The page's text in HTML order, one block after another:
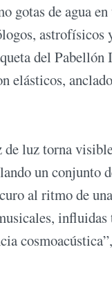
gotas de agua
astrofísicos
del
elásticos,
luz torna
un conjunto
al ritmo de